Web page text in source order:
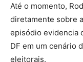
Até o momento,
diretamente sobre
episódio evidencia
DF em um cenário
eleitorais.